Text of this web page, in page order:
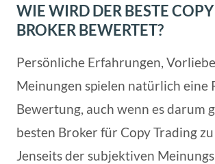
WIE WIRD DER BESTE
BROKER BEWERTET?
Persönliche Erfahrungen,
Meinungen spielen natürlich eine
Bewertung, auch wenn es darum
besten Broker für Copy Trading
Jenseits der subjektiven